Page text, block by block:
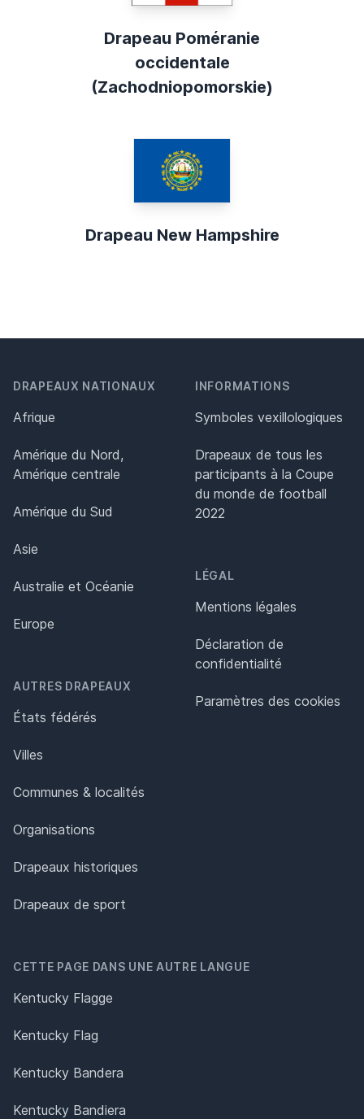
Drapeau Poméranie
occidentale
(Zachodniopomorskie)
Drapeau New Hampshire
DRAPEAUX NATIONAUX
Afrique
Amérique du Nord,
Amérique centrale
Amérique du Sud
Asie
Australie et Océanie
Europe
AUTRES DRAPEAUX
États fédérés
Villes
Communes & localités
Organisations
Drapeaux historiques
Drapeaux de sport
INFORMATIONS
Symboles vexillologiques
Drapeaux de tous les
participants à la Coupe
du monde de football
2022
LÉGAL
Mentions légales
Déclaration de
confidentialité
Paramètres des cookies
CETTE PAGE DANS UNE AUTRE LANGUE
Kentucky Flagge
Kentucky Flag
Kentucky Bandera
Kentucky Bandiera